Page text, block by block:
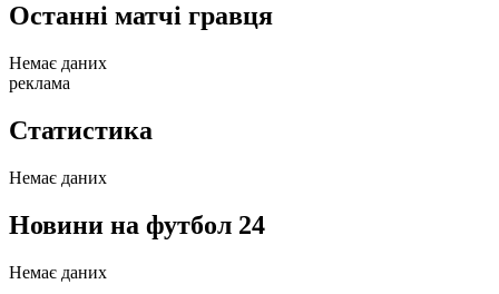
Останні матчі гравця
Немає даних
реклама
Статистика
Немає даних
Новини на футбол 24
Немає даних